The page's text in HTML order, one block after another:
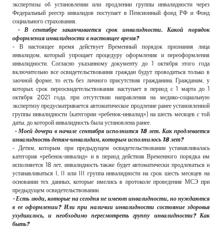
экспертизы об установлении или продлении группы инвалидности через
Федеральный реестр инвалидов поступает в Пенсионный фонд РФ и Фонд
социального страхования.
- В сентябре заканчивается срок инвалидности. Какой порядок
оформления инвалидности в настоящее время?
- В настоящее время действует Временный порядок признания лица
инвалидом, который упрощает процедуру оформления и переоформления
инвалидности. Согласно указанному документу до 1 октября этого года
включительно все освидетельствования граждан будут проводиться только в
заочной форме, то есть без личного присутствия гражданина. Гражданам, у
которых срок переосвидетельствования наступает в период с 1 марта до 1
октября 2021 года, при отсутствии направления на медико-социальную
экспертизу предусматривается автоматическое продление ранее установленной
группы инвалидности (категории «ребенок-инвалид») на шесть месяцев с той
даты, до которой инвалидность была установлена ранее.
- Моей дочери в начале сентября исполнится 18 лет. Как продлевается
инвалидность детям-инвалидам, которым исполнилось 18 лет?
- Детям, которым при предыдущем освидетельствовании устанавливалась
категория «ребенок-инвалид» и в период действия Временного порядка им
исполняется 18 лет, инвалидность также будет автоматически продлеваться и
устанавливаться I, II или III группа инвалидности на срок шесть месяцев на
основании тех данных, которые имелись в протоколе проведения МСЭ при
предыдущем освидетельствовании.
- Есть люди, которые на сегодня не имеют инвалидности, но нуждаются
в ее оформлении? Или при наличии инвалидности состояние здоровья
ухудшилось, и необходимо пересмотреть группу инвалидности? Как
быть?